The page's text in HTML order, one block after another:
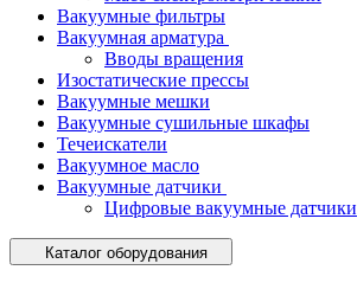
Вакуумные фильтры
Вакуумная арматура
Вводы вращения
Изостатические прессы
Вакуумные мешки
Вакуумные сушильные шкафы
Течеискатели
Вакуумное масло
Вакуумные датчики
Цифровые вакуумные датчики
Каталог оборудования